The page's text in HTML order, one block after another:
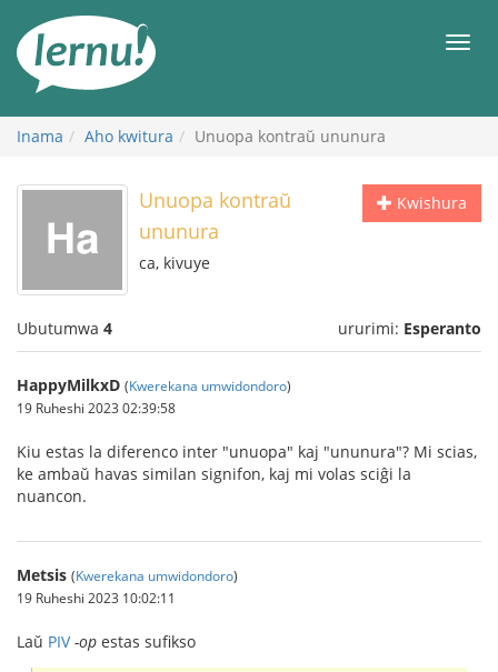
rupapuro
rw'ibirimwo
Inama Aho kwitura Unuopa kontraŭ ununura
Kwishura
Unuopa kontraŭ
ununura
ca, kivuye
Ubutumwa 4 ururimi: Esperanto
HappyMilkxD (Kwerekana umwidondoro)
19 Ruheshi 2023 02:39:58
Kiu estas la diferenco inter "unuopa" kaj "ununura"? Mi scias,
ke ambaŭ havas similan signifon, kaj mi volas sciĝi la
nuancon.
Metsis (Kwerekana umwidondoro)
19 Ruheshi 2023 10:02:11
Laŭ PIV -op estas sufikso